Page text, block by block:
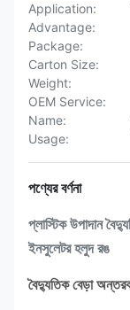
Application:
Advantage:
Package:
Carton Size:
Weight:
OEM Service:
Name:
Usage:
পণ্যের বর্ণনা
প্লাস্টিক উপাদান
ইনসুলেটর হলুদ রঙ
বৈদ্যুতিক বেড়া